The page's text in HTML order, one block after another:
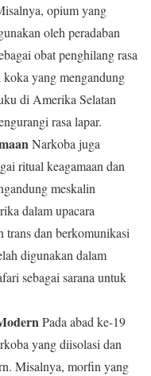
opium yang
oleh peradaban
obat penghilang rasa
yang mengandung
di Amerika Selatan
rasa lapar.
Narkoba juga
ritual keagamaan dan
meskalin
dalam upacara
trans dan berkomunikasi
digunakan dalam
sebagai sarana untuk
Pada abad ke-19
yang diisolasi dan
Misalnya, morfin yang